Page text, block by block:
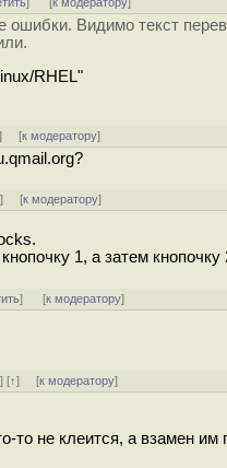
Видимо текст
RHEL"
] [к модератору]
] [к модератору]
1, а затем кнопочку
] [к модератору]
] [↑] [к модератору]
то не клеится, а взамен